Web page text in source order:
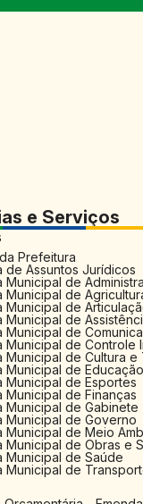
e Serviços
Prefeitura
de Assuntos Jurídicos
Municipal de
Municipal de
Municipal de
Municipal de
Municipal de
Municipal de Controle
Municipal de Cultura e
Municipal de Educação
Municipal de Esportes
Municipal de Finanças
Municipal de Gabinete
Municipal de Governo
Municipal de Meio
Municipal de Obras e
Municipal de Saúde
Municipal de